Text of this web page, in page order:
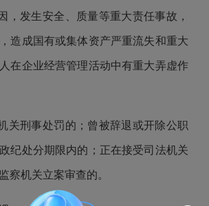
，发生安全、质量等重大责任事故，
造成国有或集体资产严重流失和重大
在企业经营管理活动中有重大弄虚作
关刑事处罚的；曾被辞退或开除公职
纪处分期限内的；正在接受司法机关
察机关立案审查的。